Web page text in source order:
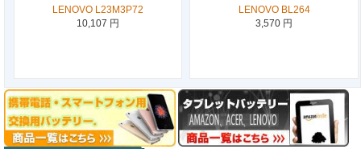
LENOVO L23M3P72
10,107 円
LENOVO BL264
3,570 円